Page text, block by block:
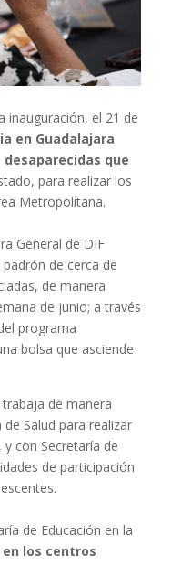
inauguración, el 21 de
en Guadalajara
que
para realizar los
Metropolitana.
General de DIF
de cerca de
de manera
de junio; a través
programa
bolsa que asciende
de manera
Salud para realizar
y con Secretaría de
de participación
de Educación en la
los centros